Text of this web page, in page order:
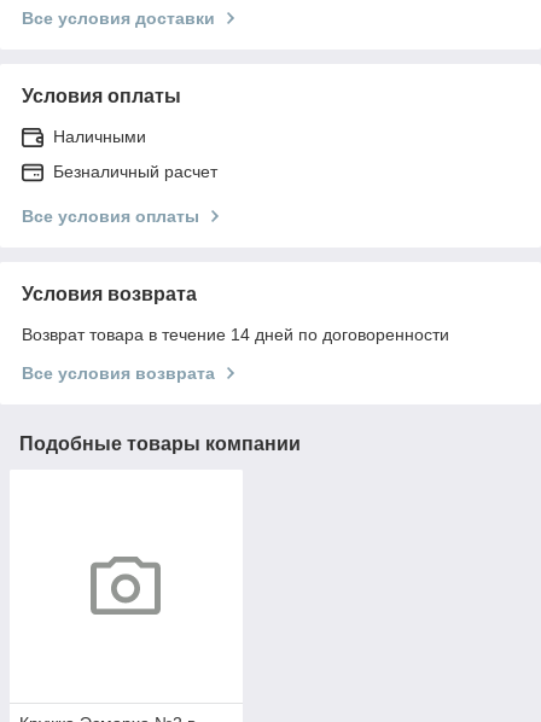
Все условия доставки
Условия оплаты
Наличными
Безналичный расчет
Все условия оплаты
Условия возврата
Возврат товара в течение 14 дней по договоренности
Все условия возврата
Подобные товары компании